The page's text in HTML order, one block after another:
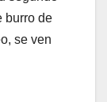
burro de
se ven